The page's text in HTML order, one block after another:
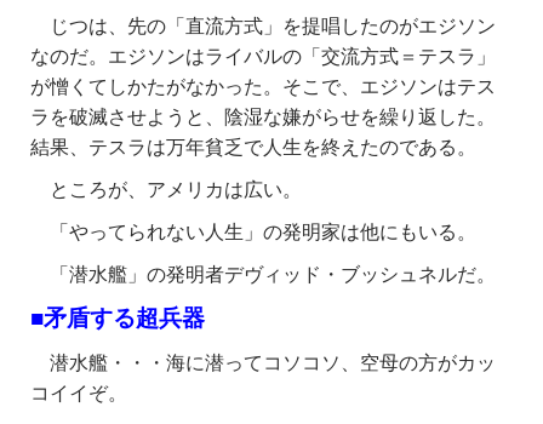
じつは、先の「直流方式」を提唱したのがエジソン
なのだ。エジソンはライバルの「交流方式＝テスラ」
が憎くてしかたがなかった。そこで、エジソンはテス
ラを破滅させようと、陰湿な嫌がらせを繰り返した。
結果、テスラは万年貧乏で人生を終えたのである。
ところが、アメリカは広い。
「やってられない人生」の発明家は他にもいる。
「潜水艦」の発明者デヴィッド・ブッシュネルだ。
■矛盾する超兵器
潜水艦・・・海に潜ってコソコソ、空母の方がカッ
コイイぞ。